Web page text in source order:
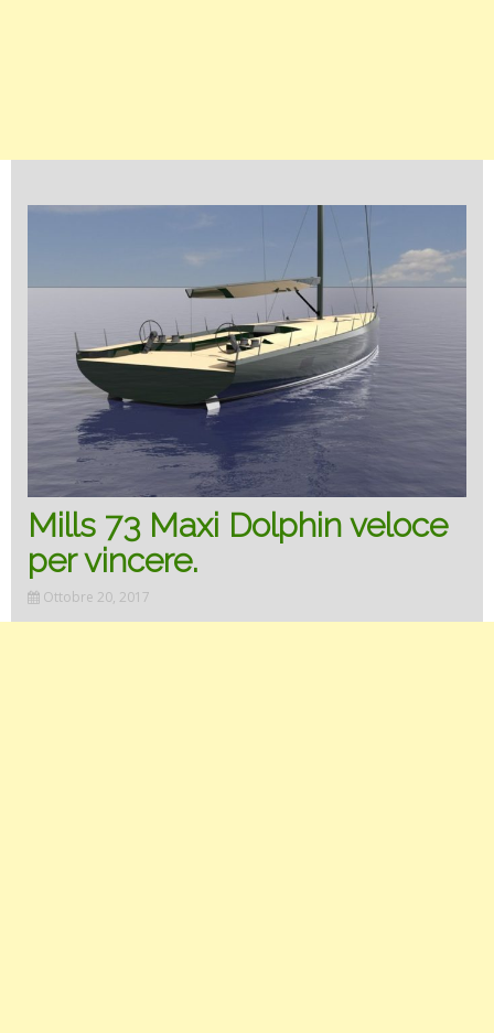
Mills 73 Maxi Dolphin veloce
per vincere.
Ottobre 20, 2017